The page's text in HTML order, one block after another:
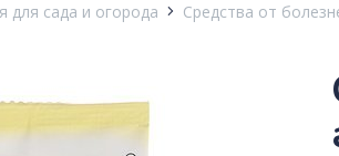
для сада и огорода Средства от